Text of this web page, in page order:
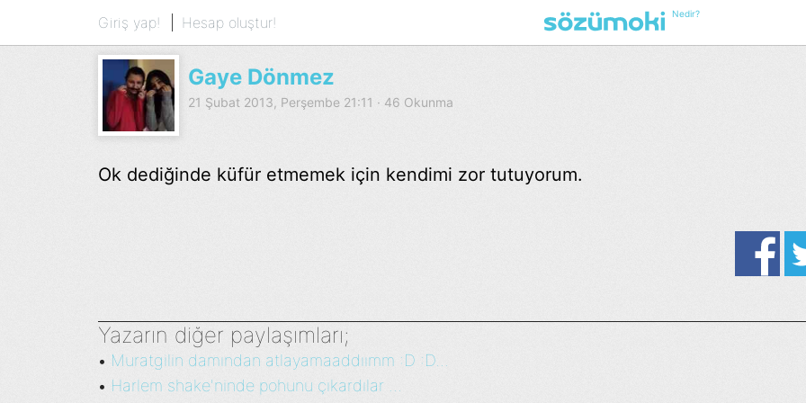
Giriş yap! Hesap oluştur! Nedir?
Gaye Dönmez
21 Şubat 2013, Perşembe 21:11 · 46 Okunma
Ok dediğinde küfür etmemek için kendimi zor tutuyorum.
Yazarın diğer paylaşımları;
• Muratgilin damından atlayamaaddıımm :D :D...
• Harlem shake'ninde pohunu çıkardılar ...